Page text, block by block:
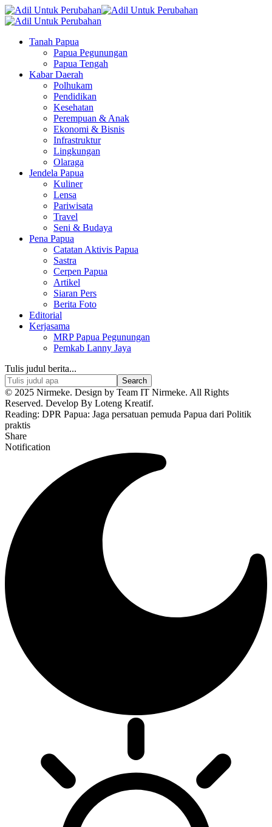
Tanah Papua
Papua Pegunungan
Papua Tengah
Kabar Daerah
Polhukam
Pendidikan
Kesehatan
Perempuan & Anak
Ekonomi & Bisnis
Infrastruktur
Lingkungan
Olaraga
Jendela Papua
Kuliner
Lensa
Pariwisata
Travel
Seni & Budaya
Pena Papua
Catatan Aktivis Papua
Sastra
Cerpen Papua
Artikel
Siaran Pers
Berita Foto
Editorial
Kerjasama
MRP Papua Pegunungan
Pemkab Lanny Jaya
Tulis judul berita...
© 2025 Nirmeke. Design by Team IT Nirmeke. All Rights
Reserved. Develop By Loteng Kreatif.
Reading: DPR Papua: Jaga persatuan pemuda Papua dari Politik
praktis
Share
Notification